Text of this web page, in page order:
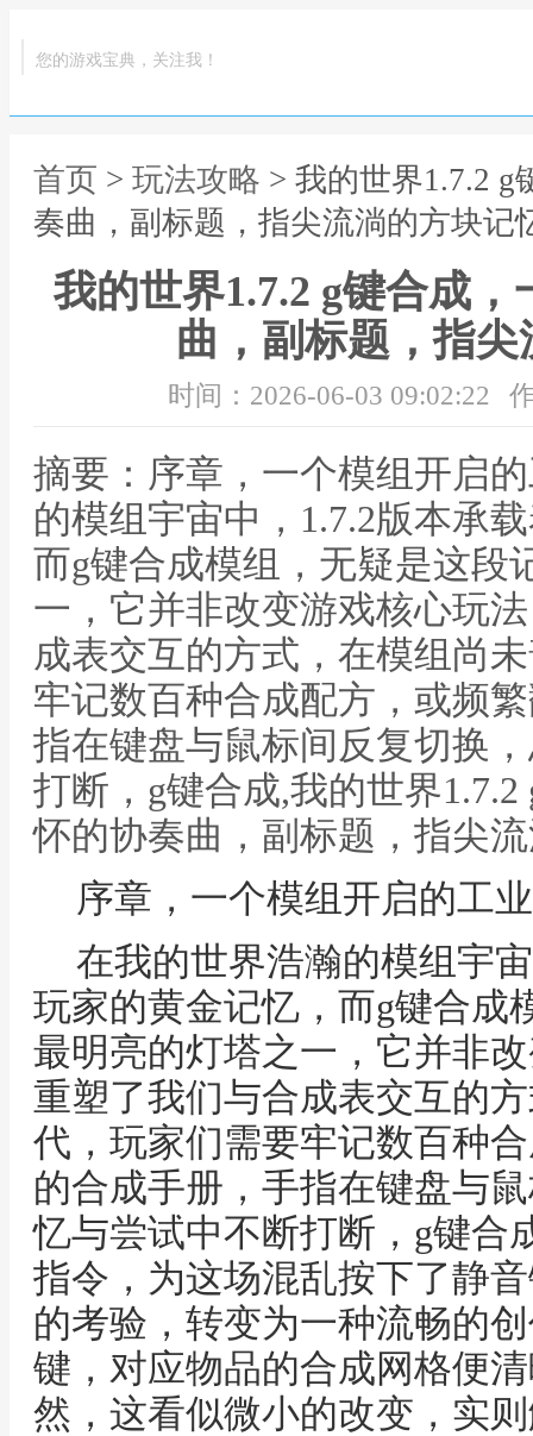
您的游戏宝典，关注我！
首页 > 玩法攻略 > 我的世界1.7.2
奏曲，副标题，指尖流淌的方块记
我的世界1.7.2 g键合成
曲，副标题，指
时间：2026-06-03 09:02:22
摘要：序章，一个模组开启
的模组宇宙中，1.7.2版本承
而g键合成模组，无疑是这段
一，它并非改变游戏核心玩
成表交互的方式，在模组尚
牢记数百种合成配方，或频
指在键盘与鼠标间反复切换
打断，g键合成,我的世界
怀的协奏曲，副标题，指尖
序章，一个模组开启的工
在我的世界浩瀚的模组宇
玩家的黄金记忆，而g键合成
最明亮的灯塔之一，它并非
重塑了我们与合成表交互的
代，玩家们需要牢记数百种
的合成手册，手指在键盘与
忆与尝试中不断打断，g键合
指令，为这场混乱按下了静
的考验，转变为一种流畅的
键，对应物品的合成网格便
然，这看似微小的改变，实